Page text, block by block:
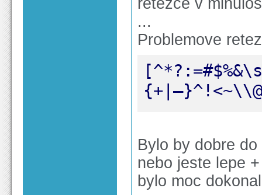
...
Problemove
Bylo by dobre
nebo jeste lepe
bylo moc